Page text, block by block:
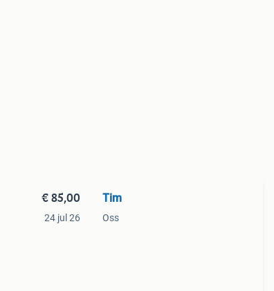
€ 85,00
24 jul 26
Tim
Oss